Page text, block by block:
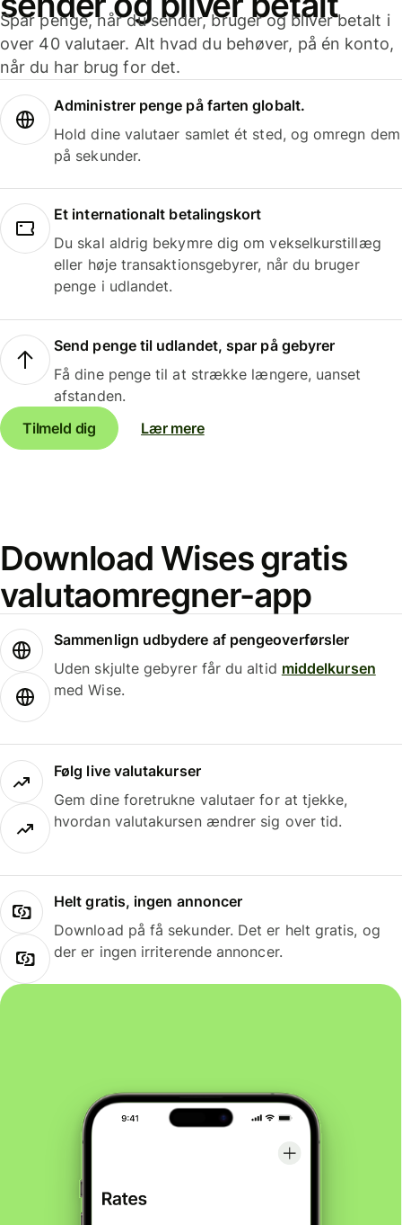
Spar penge, når du sender, bruger og bliver betalt i
over 40 valutaer. Alt hvad du behøver, på én konto,
når du har brug for det.
Administrer penge på farten globalt.
Hold dine valutaer samlet ét sted, og omregn dem
på sekunder.
Et internationalt betalingskort
Du skal aldrig bekymre dig om vekselkurstillæg
eller høje transaktionsgebyrer, når du bruger
penge i udlandet.
Send penge til udlandet, spar på gebyrer
Få dine penge til at strække længere, uanset
afstanden.
Tilmeld dig
Lær mere
Download Wises gratis
valutaomregner-app
Sammenlign udbydere af pengeoverførsler
Uden skjulte gebyrer får du altid middelkursen
med Wise.
Følg live valutakurser
Gem dine foretrukne valutaer for at tjekke,
hvordan valutakursen ændrer sig over tid.
Helt gratis, ingen annoncer
Download på få sekunder. Det er helt gratis, og
der er ingen irriterende annoncer.